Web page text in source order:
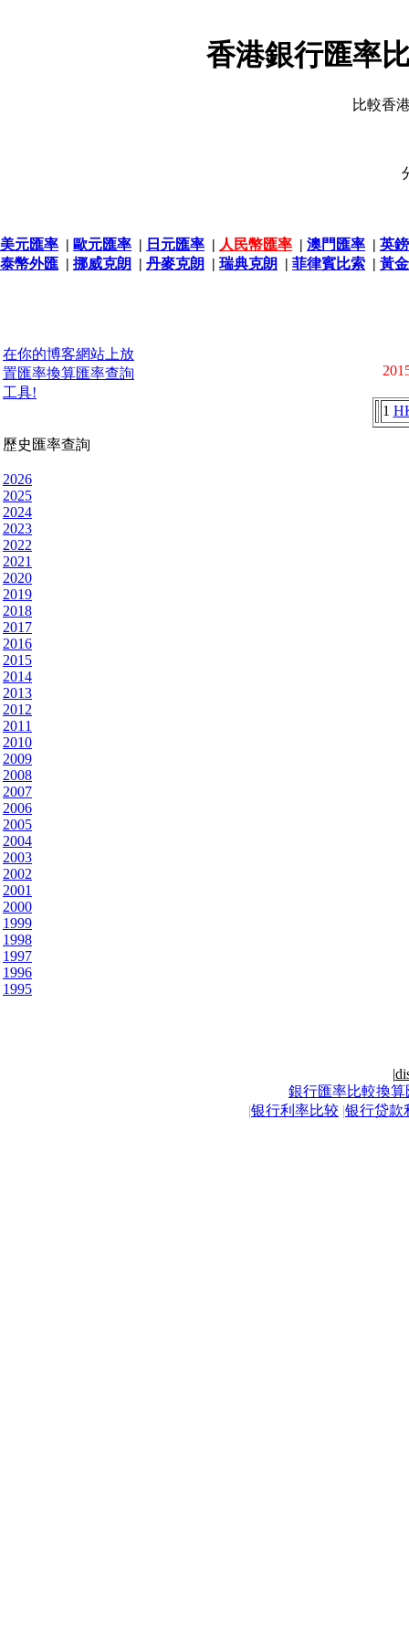
香港銀行匯率
比較香
美元匯率 | 歐元匯率 | 日元匯率 | 人民幣匯率 | 澳門匯率 | 英
泰幣外匯 | 挪威克朗 | 丹麥克朗 | 瑞典克朗 | 菲律賓比索 | 黃
在你的博客網站上放
置匯率換算匯率查詢
工具!
歷史匯率查詢
2026
2025
2024
2023
2022
2021
2020
2019
2018
2017
2016
2015
2014
2013
2012
2011
2010
2009
2008
2007
2006
2005
2004
2003
2002
2001
2000
1999
1998
1997
1996
1995
1
|
銀行匯率比較換算
|银行利率比较 |银行贷款